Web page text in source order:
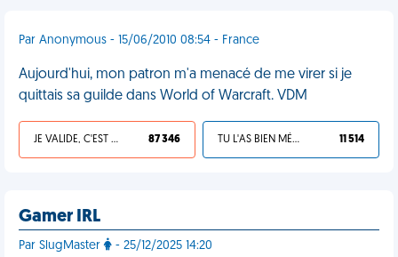
Par Anonymous - 15/06/2010 08:54 - France
Aujourd'hui, mon patron m'a menacé de me virer si je
quittais sa guilde dans World of Warcraft. VDM
JE VALIDE, C'EST UNE VDM 87 346 TU L'AS BIEN MÉRITÉ 11 514
Gamer IRL
Par SlugMaster - 25/12/2025 14:20